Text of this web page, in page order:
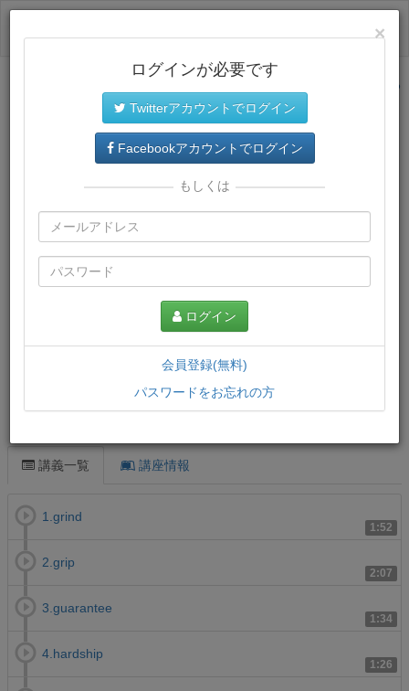
サイトトップに戻る
プレミアム会員では、教材がダウンロードでき、快適な動画
再生環境が提供されます。
講義一覧 講座情報
1:52
1.grind
2:07
2.grip
1:34
3.guarantee
1:26
4.hardship
×
ログインが必要です
Twitterアカウントでログイン
Facebookアカウントでログイン
もしくは
ログイン
会員登録(無料)
パスワードをお忘れの方